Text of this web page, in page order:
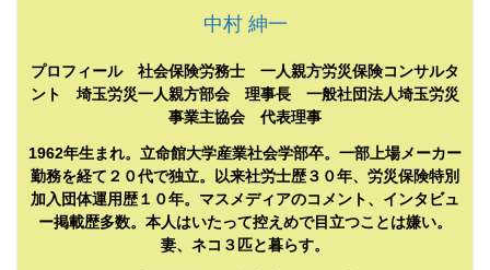
中村 紳一
プロフィール 社会保険労務士 一人親方労災保険コンサルタ
ント 埼玉労災一人親方部会 理事長 一般社団法人埼玉労災
事業主協会 代表理事
1962年生まれ。立命館大学産業社会学部卒。一部上場メーカー
勤務を経て２０代で独立。以来社労士歴３０年、労災保険特別
加入団体運用歴１０年。マスメディアのコメント、インタビュ
ー掲載歴多数。本人はいたって控えめで目立つことは嫌い。
妻、ネコ３匹と暮らす。